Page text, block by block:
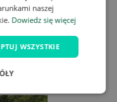
naszej
Dowiedz się więcej
WSZYSTKIE